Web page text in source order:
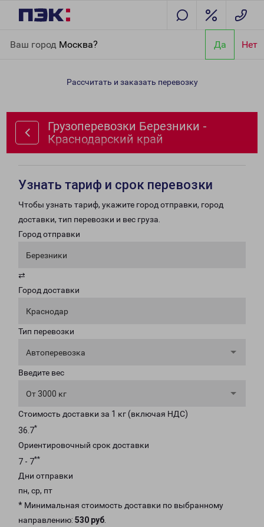
Ваш город Москва? Да Нет
Краснодарский край
Рассчитать и заказать перевозку
Грузоперевозки Березники -
Краснодарский край
Узнать тариф и срок перевозки
Чтобы узнать тариф, укажите город отправки, город
доставки, тип перевозки и вес груза.
Город отправки
Березники
⇄
Город доставки
Краснодар
Тип перевозки
Автоперевозка
Введите вес
От 3000 кг
Стоимость доставки за 1 кг (включая НДС)
36.7*
Ориентировочный срок доставки
7 - 7**
Дни отправки
пн, ср, пт
* Минимальная стоимость доставки по выбранному
направлению: 530 руб.